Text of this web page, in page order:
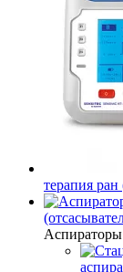
терапия
Аспираторы